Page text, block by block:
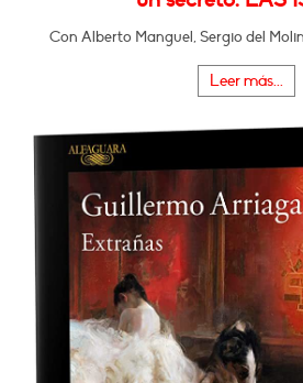
Con Alberto Manguel, Sergio del
Leer más...